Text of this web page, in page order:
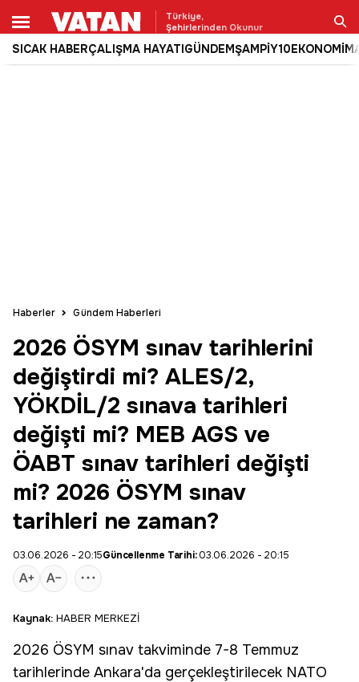
Türkiye,
Şehirlerinden Okunur
SICAK HABERÇALIŞMA HAYATIGÜNDEMŞAMPİY10EKONOMİ
Ara
Haberler Gündem Haberleri
2026 ÖSYM sınav tarihlerini
değiştirdi mi? ALES/2,
YÖKDİL/2 sınava tarihleri
değişti mi? MEB AGS ve
ÖABT sınav tarihleri değişti
mi? 2026 ÖSYM sınav
tarihleri ne zaman?
03.06.2026 - 20:15Güncellenme Tarihi:03.06.2026 - 20:15
Kaynak: HABER MERKEZİ
2026 ÖSYM sınav takviminde 7-8 Temmuz
tarihlerinde Ankara'da gerçekleştirilecek NATO